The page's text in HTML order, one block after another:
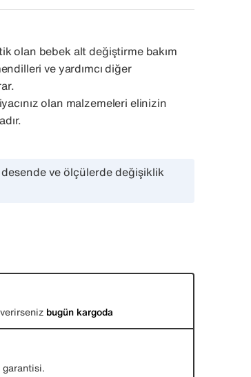
olan bebek alt değiştirme bakım
ve yardımcı diğer
olan malzemeleri elinizin
ve ölçülerde değişiklik
bugün kargoda